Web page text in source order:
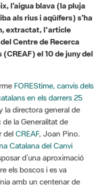
Centre de Recerca
el 10 de juny del
FOREStime, canvis dels
en els darrers 25
la Generalitat de
delCREAF, Joan Pino.
Catalana del Canvi
d’una aproximació
els boscos i es va
amb un centenar de
conjuntament amb el
de Catalunya (CTFC)